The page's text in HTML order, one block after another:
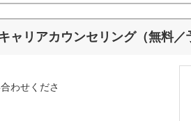
リアカウンセリング（無料／
わせくださ